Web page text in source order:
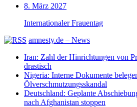
8. März 2027
Internationaler Frauentag
amnesty.de – News
Iran: Zahl der Hinrichtungen von
drastisch
Nigeria: Interne Dokumente
Ölverschmutzungsskandal
Deutschland: Geplante
nach Afghanistan stoppen